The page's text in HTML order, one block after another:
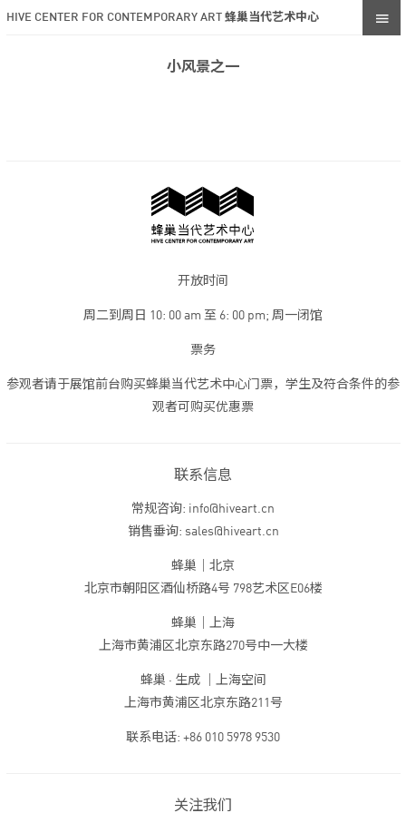
HIVE CENTER FOR CONTEMPORARY ART 蜂巢当代艺术中心
小风景之一
开放时间
周二到周日 10: 00 am 至 6: 00 pm; 周一闭馆
票务
参观者请于展馆前台购买蜂巢当代艺术中心门票，学生及符合条件的参
观者可购买优惠票
联系信息
常规咨询: info@hiveart.cn
销售垂询: sales@hiveart.cn
蜂巢｜北京
北京市朝阳区酒仙桥路4号 798艺术区E06楼
蜂巢｜上海
上海市黄浦区北京东路270号中一大楼
蜂巢 · 生成 ｜上海空间
上海市黄浦区北京东路211号
联系电话: +86 010 5978 9530
关注我们